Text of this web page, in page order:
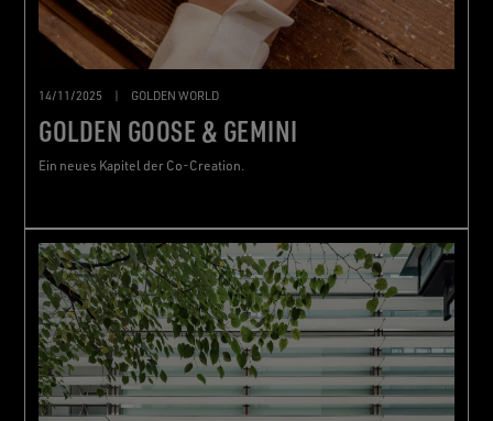
14/11/2025 | GOLDEN WORLD
GOLDEN GOOSE & GEMINI
Ein neues Kapitel der Co-Creation.